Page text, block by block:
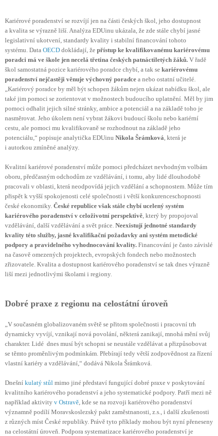
Kariérové poradenství se rozvíjí jen na části českých škol, jeho dostupnost
a kvalita se výrazně liší. Analýza EDUinu ukázala, že zde stále chybí jasné
legislativní ukotvení, standardy kvality i stabilní financování tohoto
systému. Data OECD dokládají, že přístup ke kvalifikovanému kariérovému
poradci má ve škole jen necelá třetina českých patnáctiletých žáků. V řadě
škol samostatná pozice kariérového poradce chybí, a tak se kariérovému
poradenství nejčastěji věnuje výchovný poradce a nebo ostatní učitelé.
„Kariérový poradce by měl být schopen žákům nejen ukázat nabídku škol, ale
také jim pomoci se zorientovat v možnostech budoucího uplatnění. Měl by jim
pomoci odhalit jejich silné stránky, ambice a potenciál a na základě toho je
nasměrovat. Jeho úkolem není vybrat žákovi budoucí školu nebo kariérní
cestu, ale pomoci mu kvalifikovaně se rozhodnout na základě jeho
potenciálu,“ popisuje analytička EDUinu Nikola Šrámková, která je
i autorkou zmíněné analýzy.
Kvalitní kariérové poradenství může pomoci předcházet nevhodným volbám
oboru, předčasným odchodům ze vzdělávání, i tomu, aby lidé dlouhodobě
pracovali v oblasti, která neodpovídá jejich vzdělání a schopnostem. Může tím
přispět k vyšší spokojenosti celé společnosti i větší konkurenceschopnosti
české ekonomiky. České republice však stále chybí ucelený systém
kariérového poradenství v celoživotní perspektivě, který by propojoval
vzdělávání, další vzdělávání a svět práce. Neexistují jednotné standardy
kvality této služby, jasné kvalifikační požadavky ani systém metodické
podpory a pravidelného vyhodnocování kvality. Financování je často závislé
na časově omezených projektech, evropských fondech nebo možnostech
zřizovatele. Kvalita a dostupnost kariérového poradenství se tak dnes výrazně
liší mezi jednotlivými školami i regiony.
Dobré praxe z regionu na celostátní úroveň
„V současném globalizovaném světě se přitom společnosti i pracovní trh
dynamicky vyvíjí, vznikají nová povolání, některá zanikají, mnohá mění svůj
charakter. Lidé dnes musí být schopni se neustále vzdělávat a přizpůsobovat
se těmto proměnlivým podmínkám. Přebírají tedy větší zodpovědnost za řízení
vlastní kariéry a vzdělávání,“ dodává Nikola Šrámková.
Dnešní kulatý stůl mimo jiné představí fungující dobré praxe v poskytování
kvalitního kariérového poradenství a jeho systematické podpory. Patří mezi ně
například aktivity v Ostravě, kde se na rozvoji kariérového poradenství
významně podílí Moravskoslezský pakt zaměstnanosti, z.s., i další zkušenosti
z různých míst České republiky. Právě tyto příklady mohou být nyní přeneseny
na celostátní úroveň. Podpora systematizace kariérového poradenství je